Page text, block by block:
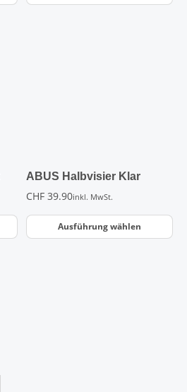
ABUS Halbvisier Klar
CHF 39.90inkl. MwSt.
Ausführung wählen
der
Produktseite
werden